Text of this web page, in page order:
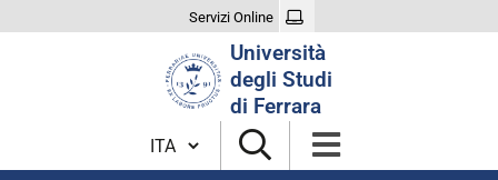
Servizi Online
Università
degli Studi
di Ferrara
Cambia lingua